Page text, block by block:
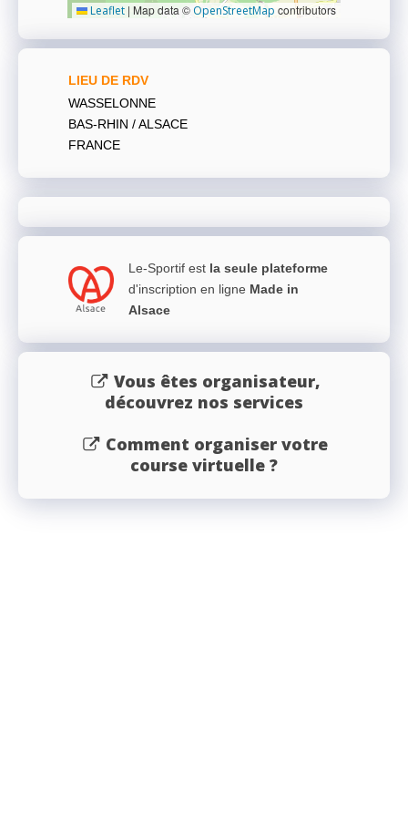
Leaflet | Map data © OpenStreetMap contributors
LIEU DE RDV
WASSELONNE
BAS-RHIN / ALSACE
FRANCE
Le-Sportif est la seule plateforme
d'inscription en ligne Made in
Alsace
Vous êtes organisateur,
découvrez nos services
Comment organiser votre
course virtuelle ?